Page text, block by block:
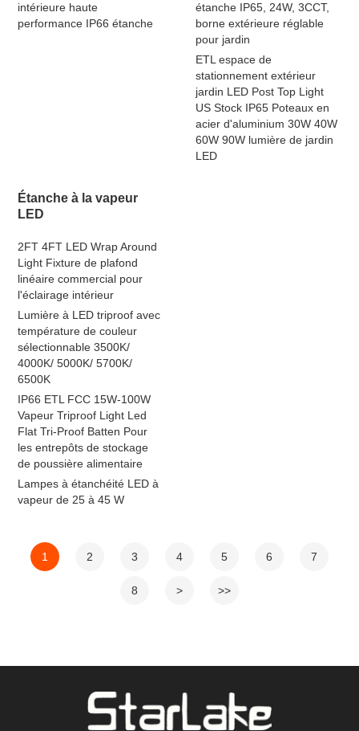
intérieure haute
performance IP66 étanche
étanche IP65, 24W, 3CCT,
borne extérieure réglable
pour jardin
ETL espace de
stationnement extérieur
jardin LED Post Top Light
US Stock IP65 Poteaux en
acier d'aluminium 30W 40W
60W 90W lumière de jardin
LED
Étanche à la vapeur
LED
2FT 4FT LED Wrap Around
Light Fixture de plafond
linéaire commercial pour
l'éclairage intérieur
Lumière à LED triproof avec
température de couleur
sélectionnable 3500K/
4000K/ 5000K/ 5700K/
6500K
IP66 ETL FCC 15W-100W
Vapeur Triproof Light Led
Flat Tri-Proof Batten Pour
les entrepôts de stockage
de poussière alimentaire
Lampes à étanchéité LED à
vapeur de 25 à 45 W
1 2 3 4 5 6 7
8 > >>